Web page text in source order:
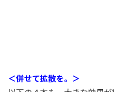
＜併せて拡散を。＞